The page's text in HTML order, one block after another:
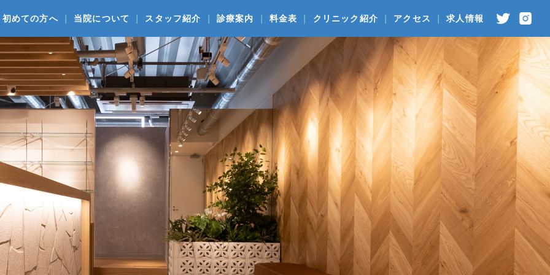
初めての方へ 当院について スタッフ紹介 診療案内 料金表 クリニック紹介 アクセス 求人情報